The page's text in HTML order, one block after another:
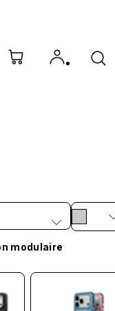
modulaire